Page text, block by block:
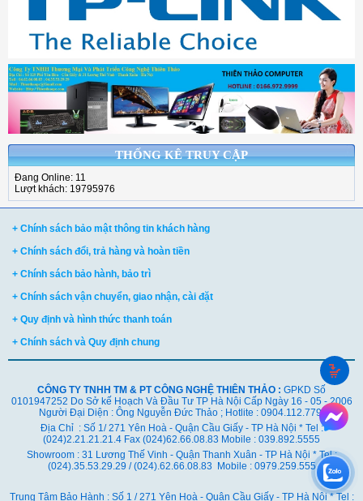
THỐNG KÊ TRUY CẬP
Đang Online: 11
Lượt khách: 19795976
+ Chính sách bảo mật thông tin khách hàng
+ Chính sách đổi, trả hàng và hoàn tiền
+ Chính sách bảo hành, bảo trì
+ Chính sách vận chuyển, giao nhận, cài đặt
+ Quy định và hình thức thanh toán
+ Chính sách và Quy định chung
CÔNG TY TNHH TM & PT CÔNG NGHỆ THIÊN THẢO : GPKD Số
0101947252 Do Sở kế Hoạch Và Đầu Tư TP Hà Nội Cấp Ngày 16 - 05 - 2006
Người Đại Diện : Ông Nguyễn Đức Thảo ; Hotlite : 0904.112.779
Địa Chỉ : Số 1/ 271 Yên Hoà - Quận Cầu Giấy - TP Hà Nội * Tel :
(024)2.21.21.21.4 Fax (024)62.66.08.83 Mobile : 039.892.5555
Showroom : 31 Lương Thế Vinh - Quận Thanh Xuân - TP Hà Nội *Tel :
(024).35.53.29.29 / (024).62.66.08.83 Mobile : 0979.259.555
Trung Tâm Bảo Hành : Số 1 / 271 Yên Hoà - Quận Cầu Giấy - TP Hà Nội * Tel :